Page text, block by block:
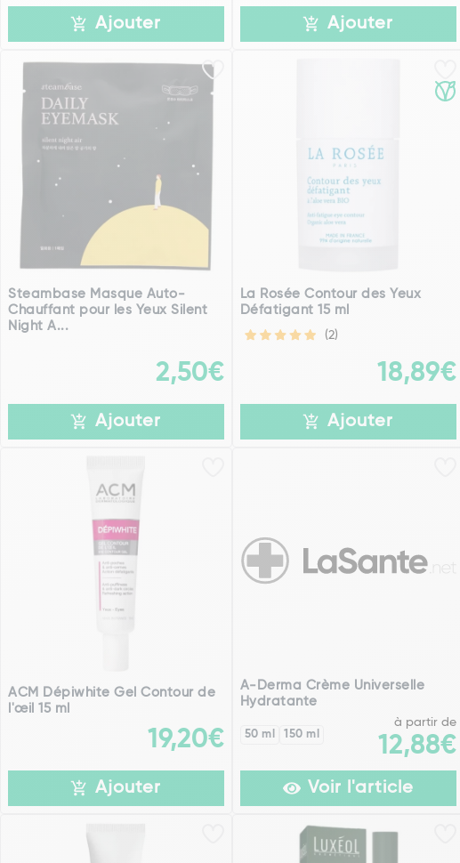
Ajouter Ajouter
Steambase Masque Auto-
Chauffant pour les Yeux Silent
Night A...
2,50€
Ajouter
La Rosée Contour des Yeux
Défatigant 15 ml
(2)
18,89€
Ajouter
ACM Dépiwhite Gel Contour de
l'œil 15 ml
19,20€
Ajouter
A-Derma Crème Universelle
Hydratante
50 ml 150 ml
à partir de
12,88€
Voir l'article